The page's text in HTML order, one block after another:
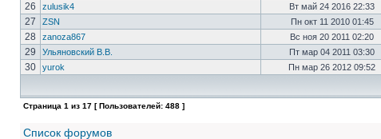
26
zulusik4 Вт май 24 2016 22:33
27
ZSN Пн окт 11 2010 01:45
28
zanoza867 Вс ноя 20 2011 02:20
29
Ульяновский В.В. Пт мар 04 2011 03:30
30
yurok Пн мар 26 2012 09:52
Страница 1 из 17 [ Пользователей: 488 ]
Список форумов